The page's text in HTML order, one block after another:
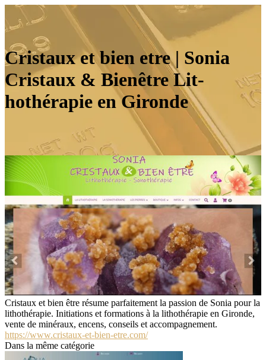
Cristaux et bien etre | Sonia
Cristaux & Bienêtre Lit­
hothéra­pie en Gironde
Cristaux et bien être résume parfaitement la passion de Sonia pour la
lithothérapie. Initiations et formations à la lithothérapie en Gironde,
vente de minéraux, encens, conseils et accompagnement.
https://www.cristaux-et-bien-etre.com/
Dans la même catégorie